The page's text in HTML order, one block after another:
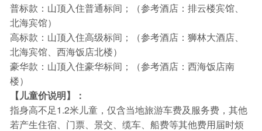
普标款：山顶入住普通标间；（参考酒店：排云楼宾馆、
北海宾馆）
高标款：山顶入住高级标间；（参考酒店：狮林大酒店、
北海宾馆、西海饭店北楼）
豪华款：山顶入住豪华标间；（参考酒店：西海饭店南
楼）
【儿童价说明】：
指身高不足1.2米儿童，仅含当地旅游车费及服务费，其他
若产生住宿、门票、景交、缆车、船费等其他费用届时烦